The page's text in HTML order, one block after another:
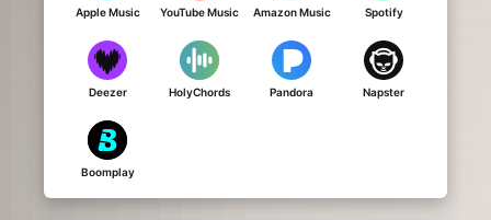
Apple Music YouTube Music Amazon Music Spotify
Deezer HolyChords Pandora Napster
Boomplay